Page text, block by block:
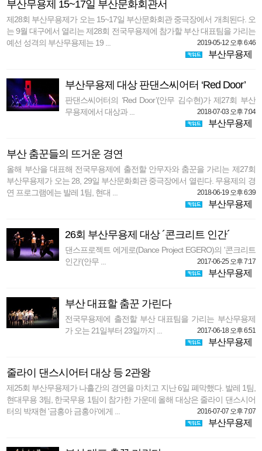
부산무용제 15~17일 부산문화회관서
제28회 부산무용제가 오는 15~17일 부산문화회관 중극장에서 개최된다. 오
는 9월 대구에서 열리는 제28회 전국무용제에 참가할 부산 대표팀을 가리는
예선 성격의 부산무용제는 19 ...
2019-05-12 오후 6:46
부산무용제
부산무용제 대상 판댄스씨어터 ‘Red Door’
판댄스씨어터의 ‘Red Door’(안무 김수현)가 제27회 부산
무용제에서 대상과 ...
2018-07-03 오후 7:04
부산무용제
부산 춤꾼들의 뜨거운 경연
올해 부산을 대표해 전국무용제에 출전할 안무자와 춤꾼을 가리는 제27회
부산무용제가 오는 28, 29일 부산문화회관 중극장에서 열린다. 무용제의 경
연 프로그램에는 발레 1팀, 현대 ...
2018-06-19 오후 6:39
부산무용제
26회 부산무용제 대상 ´콘크리트 인간´
댄스프로젝트 에게로(Dance Project EGERO)의 '콘크리트
인간'(안무 ...
2017-06-25 오후 7:17
부산무용제
부산 대표할 춤꾼 가린다
전국무용제에 출전할 부산 대표팀을 가리는 부산무용제
가 오는 21일부터 23일까지 ...
2017-06-18 오후 6:51
부산무용제
줄라이 댄스시어터 대상 등 2관왕
제25회 부산무용제가 나흘간의 경연을 마치고 지난 6일 폐막했다. 발레 1팀,
현대무용 3팀, 한국무용 1팀이 참가한 가운데 올해 대상은 줄라이 댄스시어
터의 박재현 '금홍아 금홍아'에게 ...
2016-07-07 오후 7:07
부산무용제